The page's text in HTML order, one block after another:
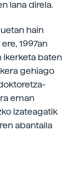
lana direla.
hain
1997an
ikerketa baten
gehiago
eman
izateagatik
abantaila